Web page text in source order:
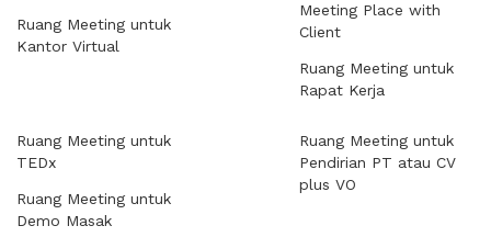
Ruang Meeting untuk
Kantor Virtual
Meeting Place with
Client
Ruang Meeting untuk
Rapat Kerja
Ruang Meeting untuk
TEDx
Ruang Meeting untuk
Demo Masak
Ruang Meeting untuk
Pendirian PT atau CV
plus VO